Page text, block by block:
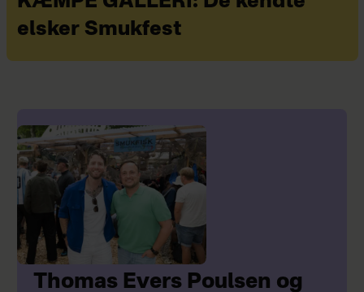
elsker Smukfest
Thomas Evers Poulsen og